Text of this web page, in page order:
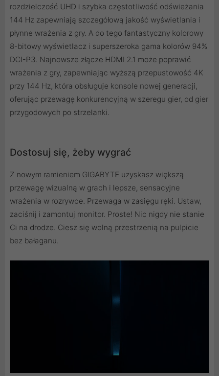
rozdzielczość UHD i szybka częstotliwość odświeżania
144 Hz zapewniają szczegółową jakość wyświetlania i
płynne wrażenia z gry. A do tego fantastyczny kolorowy
8-bitowy wyświetlacz i superszeroka gama kolorów 94%
DCI-P3. Najnowsze złącze HDMI 2.1 może poprawić
wrażenia z gry, zapewniając wyższą przepustowość 4K
przy 144 Hz, która obsługuje konsole nowej generacji,
oferując przewagę konkurencyjną w szeregu gier, od gier
przygodowych po strzelanki.
Dostosuj się, żeby wygrać
Z nowym ramieniem GIGABYTE uzyskasz większą
przewagę wizualną w grach i lepsze, sensacyjne
wrażenia w rozrywce. Przewaga w zasięgu ręki. Ustaw,
zaciśnij i zamontuj monitor. Proste! Nic nigdy nie stanie
Ci na drodze. Ciesz się wolną przestrzenią na pulpicie
bez bałaganu.